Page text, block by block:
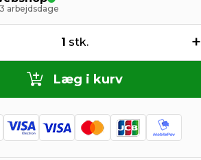
arbejdsdage
1 stk. +
Læg i kurv